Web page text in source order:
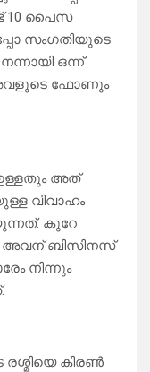
10 പൈസ
സംഗതിയുടെ
ഒന്ന്
ഫോണും
അത്
വിവാഹം
കുറേ
അവന് ബിസിനസ്‌
നിന്നും
കിരൺ